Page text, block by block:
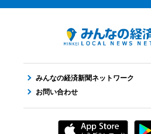
みんなの経済新聞ネットワーク
お問い合わせ